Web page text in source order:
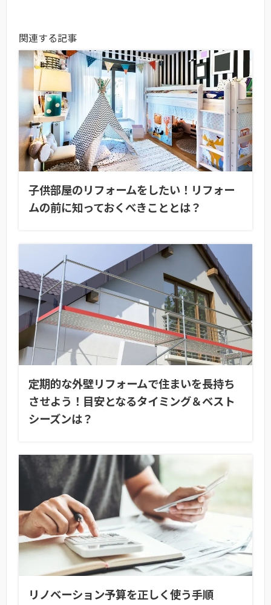
関連する記事
子供部屋のリフォームをしたい！リフォー
ムの前に知っておくべきこととは？
定期的な外壁リフォームで住まいを長持ち
させよう！目安となるタイミング＆ベスト
シーズンは？
リノベーション予算を正しく使う手順